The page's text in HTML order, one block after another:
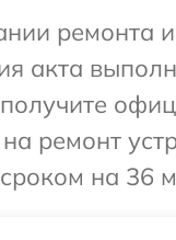
ремонта и
акта
ремонт
на 36